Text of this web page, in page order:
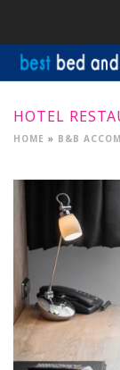
HOTEL
HOME » B&B